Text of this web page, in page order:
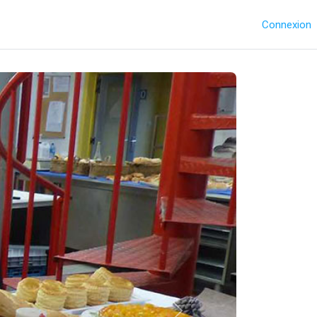
Connexion